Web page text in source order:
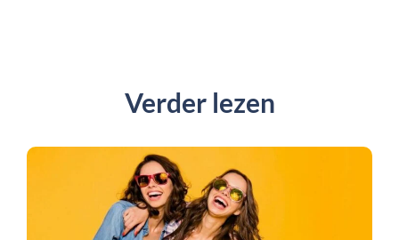
Verder lezen